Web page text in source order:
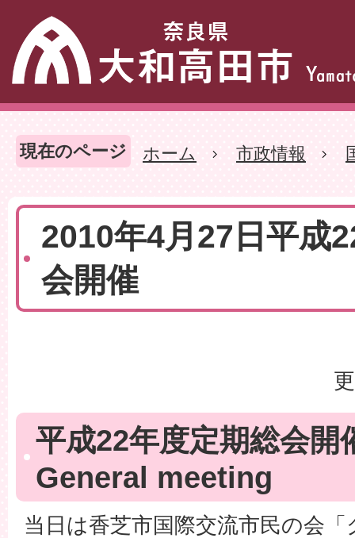
現在のページ ホーム 市政情報
2010年4月27日平成
会開催
平成22年度定期総会開
General meeting
当日は香芝市国際交流市民の会